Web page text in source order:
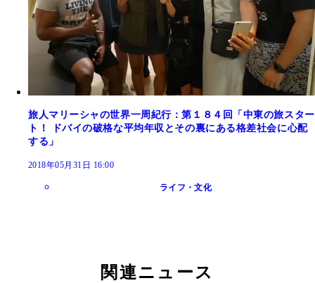
旅人マリーシャの世界一周紀行：第１８４回「中東の旅スター
ト！ ドバイの破格な平均年収とその裏にある格差社会に心配
する」
2018年05月31日 16:00
ライフ・文化
関連ニュース